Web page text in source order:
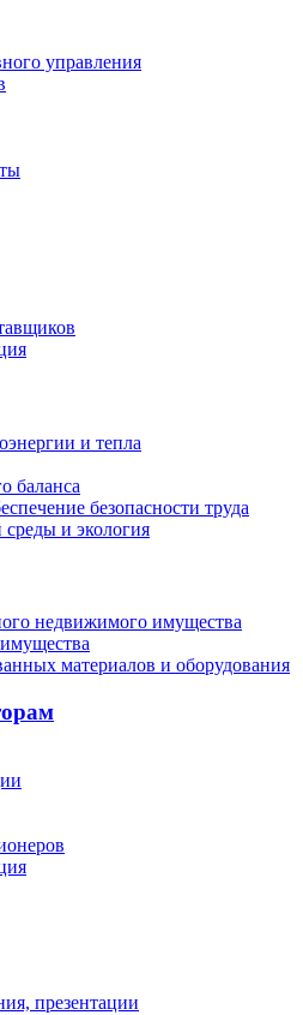
управления
и тепла
баланса
безопасности труда
и экология
недвижимого имущества
материалов и оборудования
презентации